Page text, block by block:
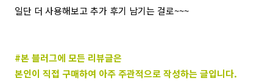
일단 더 사용해보고 추가 후기 남기는 걸로~~~
#본 블러그에 모든 리뷰글은
본인이 직접 구매하여 아주 주관적으로 작성하는 글입니다.